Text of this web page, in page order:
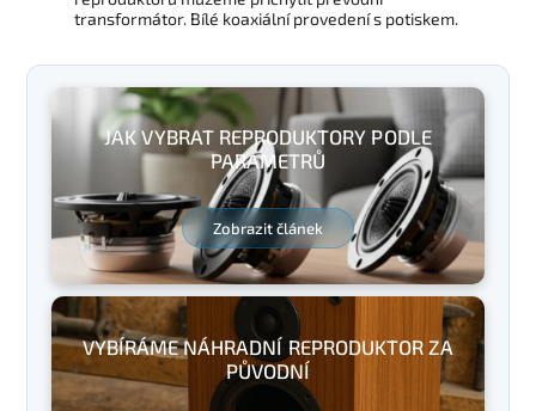
transformátor. Bílé koaxiální provedení s potiskem.
JAK VYBRAT REPRODUKTORY PODLE
PARAMETRŮ
Zobrazit článek
VYBÍRÁME NÁHRADNÍ REPRODUKTOR ZA
PŮVODNÍ